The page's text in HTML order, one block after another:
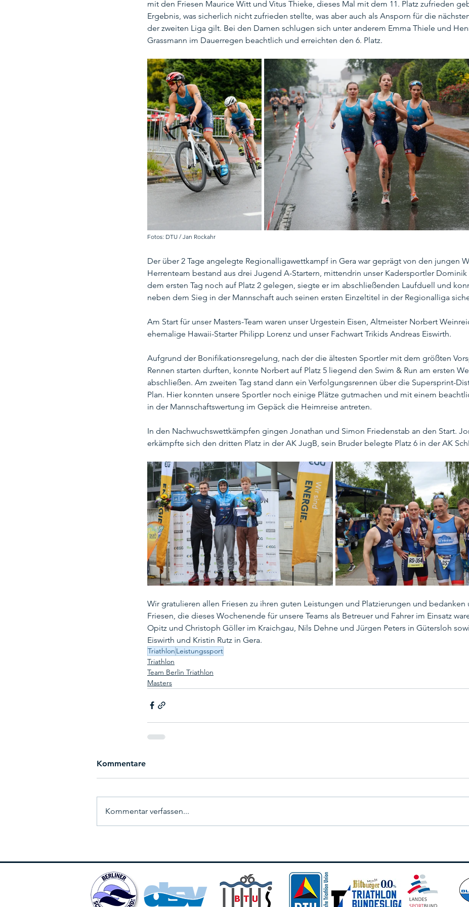
mit den Friesen Maurice Witt und Vitus Thieke, dieses Mal mit dem 11. Platz zufrieden
Ergebnis, was sicherlich nicht zufrieden stellte, was aber auch als Ansporn für die
der zweiten Liga gilt. Bei den Damen schlugen sich unter anderem Emma Thiele und
Grassmann im Dauerregen beachtlich und erreichten den 6. Platz.
Fotos: DTU / Jan Rockahr
Der über 2 Tage angelegte Regionalligawettkampf in Gera war geprägt von den jungen
Herrenteam bestand aus drei Jugend A-Startern, mittendrin unser Kadersportler Dominik
dem ersten Tag noch auf Platz 2 gelegen, siegte er im abschließenden Laufduell und
neben dem Sieg in der Mannschaft auch seinen ersten Einzeltitel in der Regionalliga
Am Start für unser Masters-Team waren unser Urgestein Eisen, Altmeister Norbert
ehemalige Hawaii-Starter Philipp Lorenz und unser Fachwart Trikids Andreas Eiswirth.
Aufgrund der Bonifikationsregelung, nach der die ältesten Sportler mit dem größten
Rennen starten durften, konnte Norbert auf Platz 5 liegend den Swim & Run am ersten
abschließen. Am zweiten Tag stand dann ein Verfolgungsrennen über die Supersprint-
Plan. Hier konnten unsere Sportler noch einige Plätze gutmachen und mit einem
in der Mannschaftswertung im Gepäck die Heimreise antreten.
In den Nachwuchswettkämpfen gingen Jonathan und Simon Friedenstab an den Start.
erkämpfte sich den dritten Platz in der AK JugB, sein Bruder belegte Platz 6 in der AK
Wir gratulieren allen Friesen zu ihren guten Leistungen und Platzierungen und bedanken
Friesen, die dieses Wochenende für unsere Teams als Betreuer und Fahrer im Einsatz
Opitz und Christoph Göller im Kraichgau, Nils Dehne und Jürgen Peters in Gütersloh
Eiswirth und Kristin Rutz in Gera.
Triathlon Leistungssport
Triathlon
Team Berlin Triathlon
Masters
Kommentare
Kommentar verfassen...